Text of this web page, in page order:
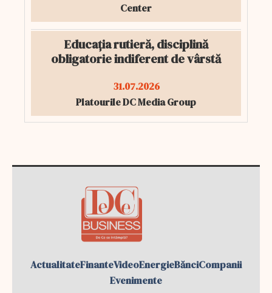
Center
Educația rutieră, disciplină
obligatorie indiferent de vârstă
31.07.2026
Platourile DC Media Group
ActualitateFinanteVideoEnergieBănciCompanii
Evenimente